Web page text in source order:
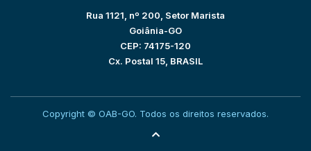
Rua 1121, nº 200, Setor Marista
Goiânia-GO
CEP: 74175-120
Cx. Postal 15, BRASIL
Copyright © OAB-GO. Todos os direitos reservados.